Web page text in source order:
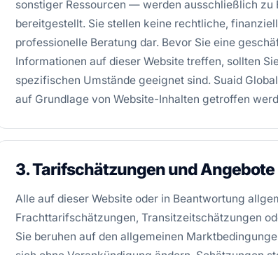
sonstiger Ressourcen — werden ausschließlich
bereitgestellt. Sie stellen keine rechtliche,
professionelle Beratung dar. Bevor Sie eine
Informationen auf dieser Website treffen, sollten
spezifischen Umstände geeignet sind. Suaid
auf Grundlage von Website-Inhalten getroffen
3. Tarifschätzungen und Angebote
Alle auf dieser Website oder in Beantwortung
Frachttarifschätzungen, Transitzeitschätzungen
Sie beruhen auf den allgemeinen